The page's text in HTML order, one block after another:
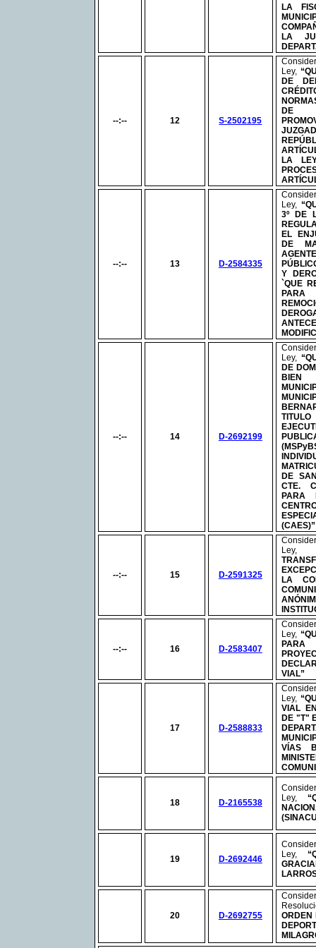
LA
LA
--:-- 12 S-2502195
Ley,
DE
DE
LA
--:-- 13 D-2584335
Ley,
3º DE
EL
DE
Y
`QUE
PARA
--:-- 14 D-2692199
Ley,
DE
BIEN
(
DE
CTE.
PARA
(CAES)”
--:-- 15 D-2591325
Ley,
LA
--:-- 16 D-2583407
Ley,
PARA
VIAL”
17 D-2588833
Ley,
VIAL
DE "T"
VÍAS
18 D-2165538
Ley,
19 D-2692446
Ley,
20 D-2692755
ORDEN